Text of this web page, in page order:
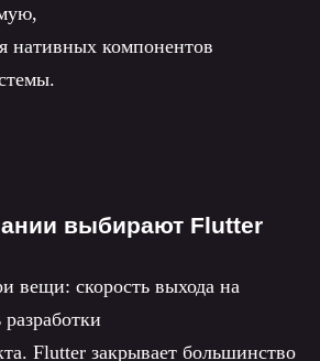
нативных компонентов
выбирают Flutter
вещи: скорость выхода на
Flutter закрывает большинство